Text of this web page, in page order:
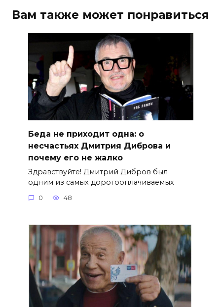
Вам также может понравиться
Беда не приходит одна: о
несчастьях Дмитрия Диброва и
почему его не жалко
Здравствуйте! Дмитрий Дибров был
одним из самых дорогооплачиваемых
0 48